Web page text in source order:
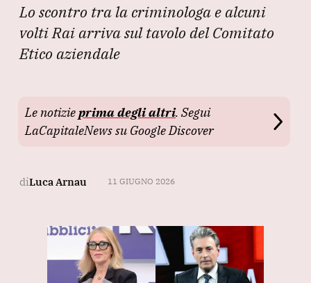
Lo scontro tra la criminologa e alcuni
volti Rai arriva sul tavolo del Comitato
Etico aziendale
Le notizieprima degli altri. Segui
LaCapitaleNews su Google Discover
diLuca Arnau 11 GIUGNO 2026